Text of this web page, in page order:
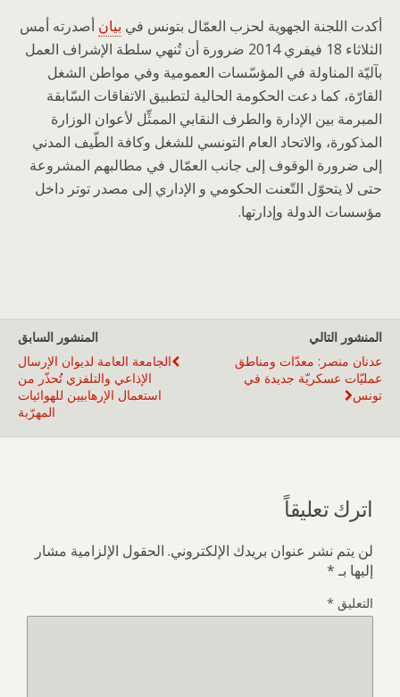
أكدت اللجنة الجهوية لحزب العمّال بتونس في بيان أصدرته أمس
الثلاثاء 18 فيفري 2014 ضرورة أن تُنهي سلطة الإشراف العمل
بآليّة المناولة في المؤسّسات العمومية وفي مواطن الشغل
القارّة، كما دعت الحكومة الحالية لتطبيق الاتفاقات السّابقة
المبرمة بين الإدارة والطرف النقابي الممثِّل لأعوان الوزارة
المذكورة، والاتحاد العام التونسي للشغل وكافة الطّيف المدني
إلى ضرورة الوقوف إلى جانب العمّال في مطالبهم المشروعة
حتى لا يتحوّل التّعنت الحكومي و الإداري إلى مصدر توتر داخل
مؤسسات الدولة وإدارتها.
المنشور السابق
الجامعة العامة لديوان الإرسال
الإذاعي والتلفزي تُحذّر من
استعمال الإرهابيين للهوائيات
المهرّبة
المنشور التالي
عدنان منصر: معدّات ومناطق
عمليّات عسكريّة جديدة في
تونس
اترك تعليقاً
لن يتم نشر عنوان بريدك الإلكتروني. الحقول الإلزامية مشار
إليها بـ*
التعليق *